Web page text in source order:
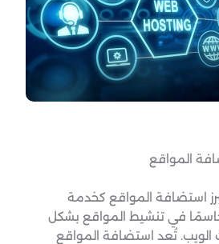
المواقع
استضافة المواقع كخدمة
في تنشيط المواقع بشكل
الويب. تُعد استضافة المواقع